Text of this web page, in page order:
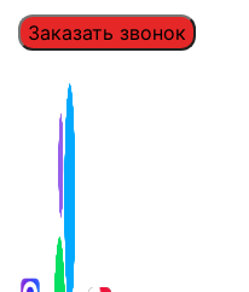
Заказать звонок